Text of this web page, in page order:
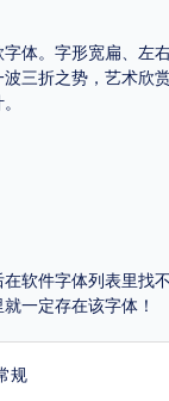
体。字形宽扁、
三折之势，艺术
软件字体列表里
一定存在该字体！
规